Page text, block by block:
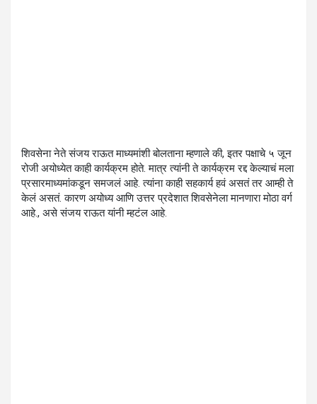
शिवसेना नेते संजय राऊत माध्यमांशी बोलताना म्हणाले की, इतर पक्षाचे ५ जून
रोजी अयोध्येत काही कार्यक्रम होते. मात्र त्यांनी ते कार्यक्रम रद्द केल्याचं मला
प्रसारमाध्यमांकडून समजलं आहे. त्यांना काही सहकार्य हवं असतं तर आम्ही ते
केलं असतं. कारण अयोध्य आणि उत्तर प्रदेशात शिवसेनेला मानणारा मोठा वर्ग
आहे., असे संजय राऊत यांनी म्हटंल आहे.